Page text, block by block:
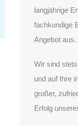
langjährige
fachkundige
Angebot aus.
Wir sind
und auf Ihre
großer,
Erfolg